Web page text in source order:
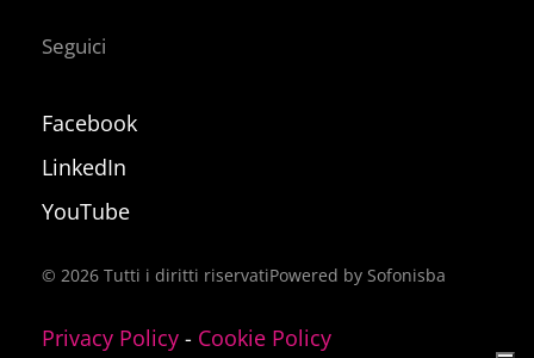
Seguici
Facebook
LinkedIn
YouTube
© 2026 Tutti i diritti riservatiPowered by Sofonisba
Privacy Policy - Cookie Policy